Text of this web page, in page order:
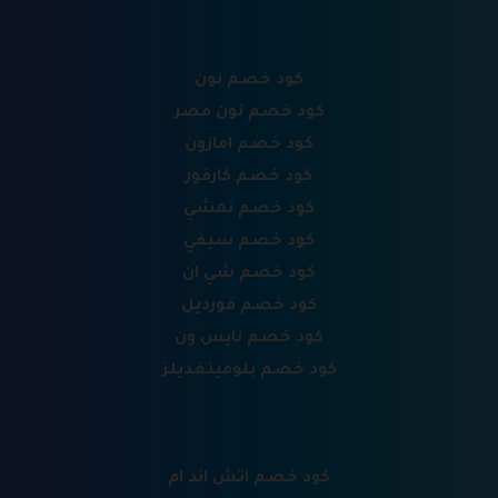
كود خصم نون
كود خصم نون مصر
كود خصم امازون
كود خصم كارفور
كود خصم نمشي
كود خصم سيفي
كود خصم شي ان
كود خصم فورديل
كود خصم نايس ون
كود خصم بلومينغديلز
كود خصم اتش اند ام